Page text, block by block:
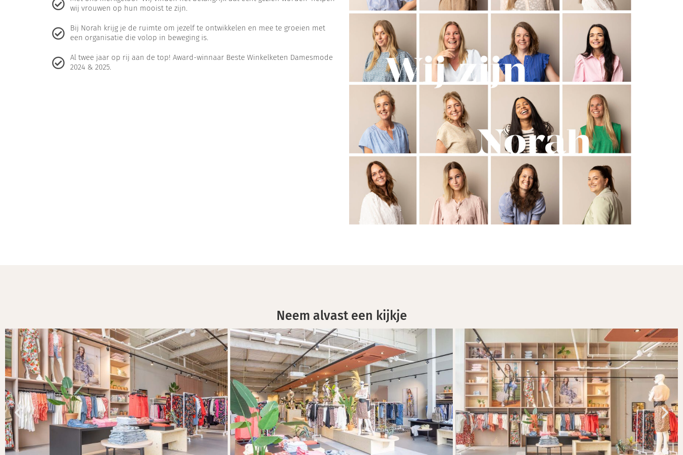
wij vrouwen op hun mooist te zijn.
Bij Norah krijg je de ruimte om jezelf te ontwikkelen en mee te groeien met
een organisatie die volop in beweging is.
Al twee jaar op rij aan de top! Award-winnaar Beste Winkelketen Damesmode
2024 & 2025.
Neem alvast een kijkje